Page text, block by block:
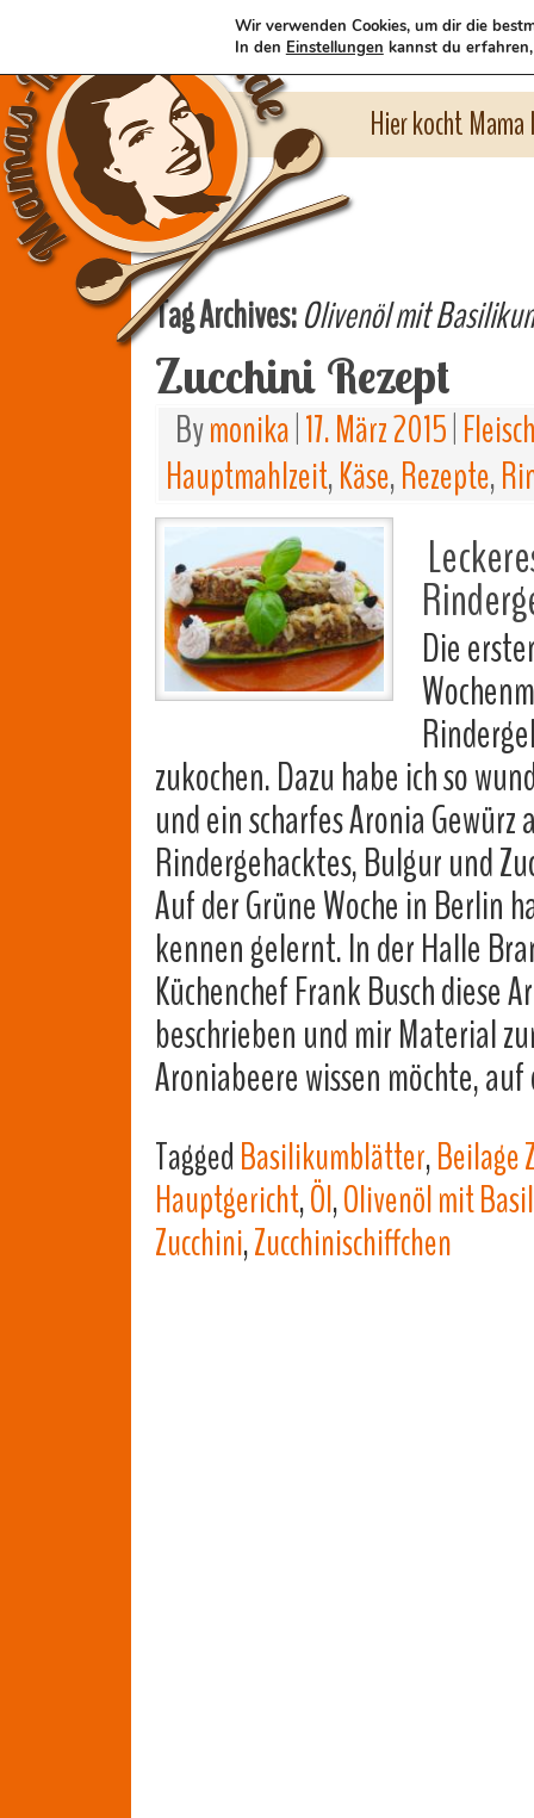
Hier kocht
Tag Archives:Olivenöl mit
Zucchini Rezept
Bymonika 17. März 2015
Hauptmahlzeit,Käse,Rezepte,
Die
zukochen. Dazu habe ich so
und ein scharfes Aronia
Rindergehacktes, Bulgur und
Auf der Grüne Woche in Berlin
kennen gelernt. In der Halle
Küchenchef Frank Busch diese
beschrieben und mir Material
Aroniabeere wissen möchte,
TaggedBasilikumblätter,Beilage
Hauptgericht,Öl,Olivenöl mit
Zucchini,Zucchinischiffchen
Wir verwenden Cookies, um dir die
In den Einstellungen kannst du